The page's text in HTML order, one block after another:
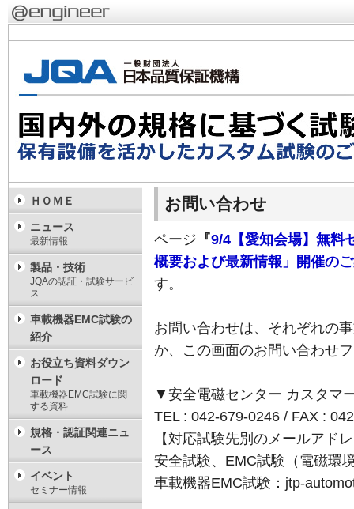
お問い合わせ
ページ 『9/4【愛知会場】無料
概要および最新情報」開催の
す。
お問い合わせは、それぞれの
か、この画面のお問い合わせ
▼安全電磁センター カスタマ
TEL : 042-679-0246 / FAX :
【対応試験先別のメールアド
安全試験、EMC試験（電磁環
車載機器EMC試験：jtp-
ＨＯＭＥ
ニュース
最新情報
製品・技術
JQAの認証・試験サービ
ス
車載機器EMC試験の
紹介
お役立ち資料ダウン
ロード
車載機器EMC試験に関
する資料
規格・認証関連ニュ
ース
イベント
セミナー情報